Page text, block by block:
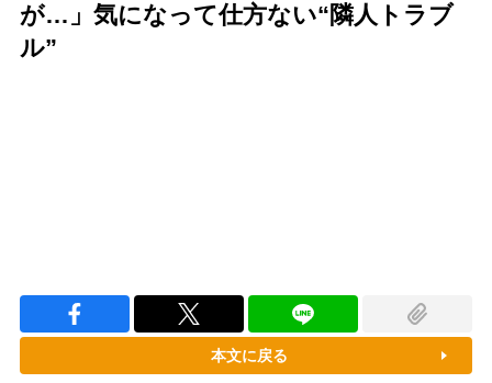
が…」気になって仕方ない“隣人トラブ
ル”
本文に戻る